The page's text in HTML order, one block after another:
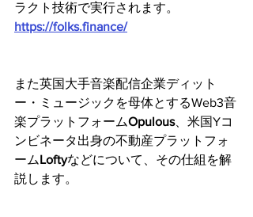
ラクト技術で実行されます。
https://folks.finance/
また英国大手音楽配信企業ディット
ー・ミュージックを母体とするWeb3音
楽プラットフォームOpulous、米国Yコ
ンビネータ出身の不動産プラットフォ
ームLoftyなどについて、その仕組を解
説します。